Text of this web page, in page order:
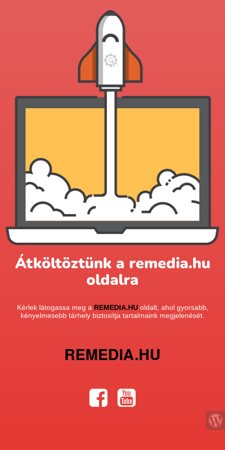
Átköltöztünk a remedia.hu
oldalra
Kérlek látogassa meg a REMEDIA.HUoldalt, ahol gyorsabb,
kényelmesebb tárhely biztosítja tartalmaink megjelenését.
REMEDIA.HU